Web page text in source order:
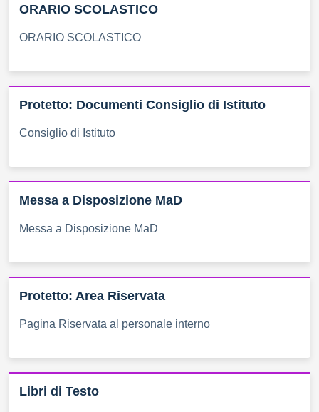
ORARIO SCOLASTICO
ORARIO SCOLASTICO
Protetto: Documenti Consiglio di Istituto
Consiglio di Istituto
Messa a Disposizione MaD
Messa a Disposizione MaD
Protetto: Area Riservata
Pagina Riservata al personale interno
Libri di Testo